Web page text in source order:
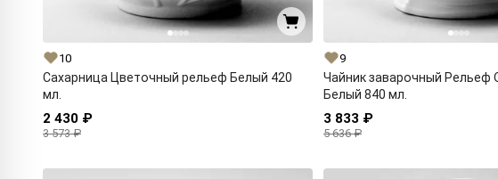
10
Сахарница Цветочный рельеф Белый 420
мл.
2 430 ₽
3 573 ₽
9
Чайник заварочный Рельеф
Белый 840 мл.
3 833 ₽
5 636 ₽